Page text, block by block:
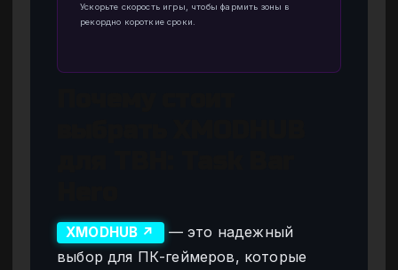
Ускорьте скорость игры, чтобы фармить зоны в
рекордно короткие сроки.
XMODHUB ↗
— это надежный
выбор для ПК-геймеров, которые